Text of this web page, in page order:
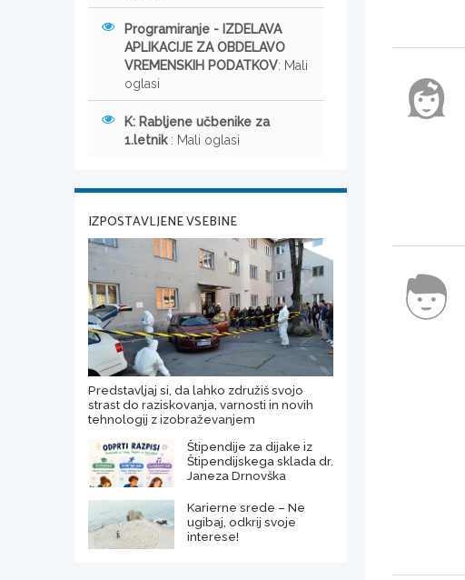
Programiranje - IZDELAVA
APLIKACIJE ZA OBDELAVO
VREMENSKIH PODATKOV: Mali
oglasi
K: Rabljene učbenike za
1.letnik : Mali oglasi
IZPOSTAVLJENE VSEBINE
Predstavljaj si, da lahko združiš svojo
strast do raziskovanja, varnosti in novih
tehnologij z izobraževanjem
Štipendije za dijake iz
Štipendijskega sklada dr.
Janeza Drnovška
Karierne srede – Ne
ugibaj, odkrij svoje
interese!